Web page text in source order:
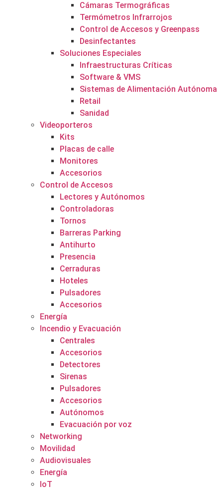
Cámaras Termográficas
Termómetros Infrarrojos
Control de Accesos y Greenpass
Desinfectantes
Soluciones Especiales
Infraestructuras Críticas
Software & VMS
Sistemas de Alimentación Autónoma
Retail
Sanidad
Videoporteros
Kits
Placas de calle
Monitores
Accesorios
Control de Accesos
Lectores y Autónomos
Controladoras
Tornos
Barreras Parking
Antihurto
Presencia
Cerraduras
Hoteles
Pulsadores
Accesorios
Energía
Incendio y Evacuación
Centrales
Accesorios
Detectores
Sirenas
Pulsadores
Accesorios
Autónomos
Evacuación por voz
Networking
Movilidad
Audiovisuales
Energía
IoT